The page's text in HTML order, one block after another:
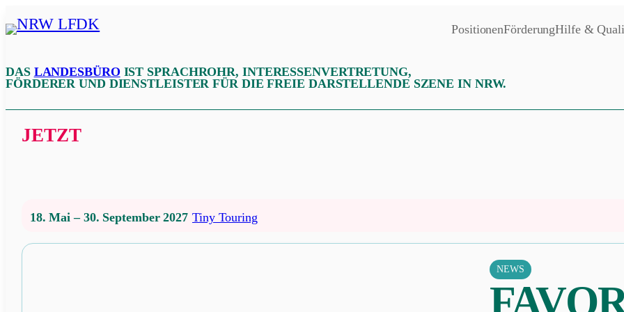
Zum
Inhalt
NRW
PositionenFörderungHilfe &
DAS LANDESBÜRO IST SPRACHROHR, INTERESSENVERTRETUNG,
FÖRDERER UND DIENSTLEISTER FÜR DIE FREIE DARSTELLENDE SZENE IN NRW.
JETZT
18. Mai – 30. September 2027 Tiny Touring
NEWS